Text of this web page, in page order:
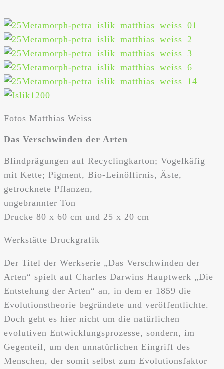
Fotos Matthias Weiss
Das Verschwinden der Arten
Blindprägungen auf Recyclingkarton; Vogelkäfig
mit Kette; Pigment, Bio-Leinölfirnis, Äste,
getrocknete Pflanzen,
ungebrannter Ton
Drucke 80 x 60 cm und 25 x 20 cm
Werkstätte Druckgrafik
Der Titel der Werkserie „Das Verschwinden der
Arten“ spielt auf Charles Darwins Hauptwerk „Die
Entstehung der Arten“ an, in dem er 1859 die
Evolutionstheorie begründete und veröffentlichte.
Doch geht es hier nicht um die natürlichen
evolutiven Entwicklungsprozesse, sondern, im
Gegenteil, um den unnatürlichen Eingriff des
Menschen, der somit selbst zum Evolutionsfaktor